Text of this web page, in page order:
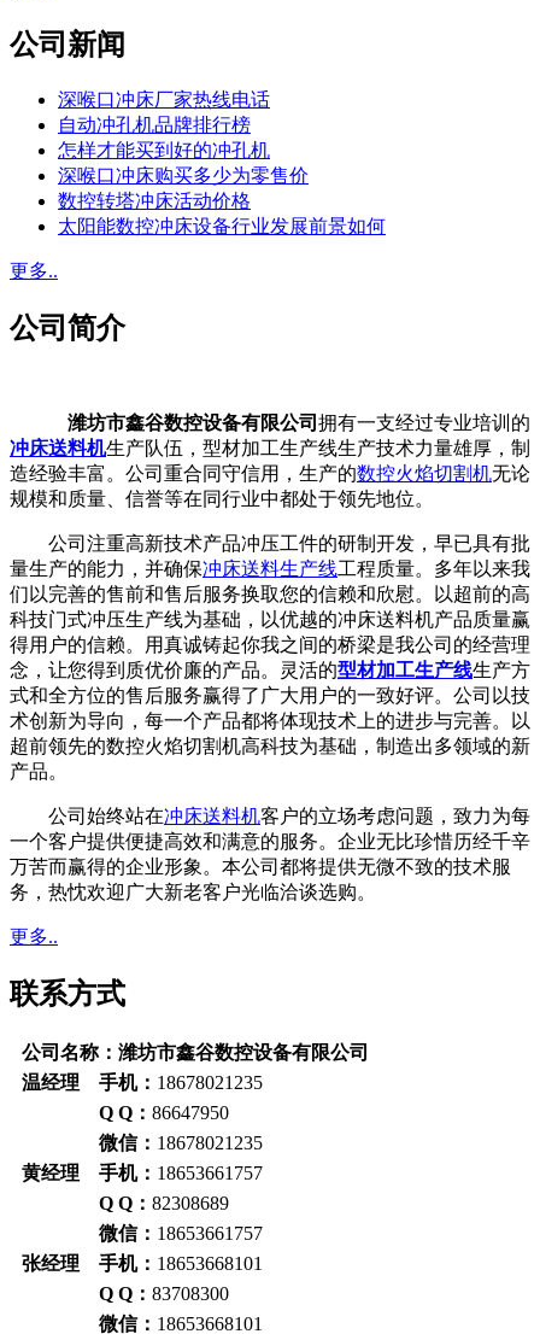
公司新闻
深喉口冲床厂家热线电话
自动冲孔机品牌排行榜
怎样才能买到好的冲孔机
深喉口冲床购买多少为零售价
数控转塔冲床活动价格
太阳能数控冲床设备行业发展前景如何
更多..
公司简介
潍坊市鑫谷数控设备有限公司 拥有一支经过专业培训的
冲床送料机生产队伍，型材加工生产线生产技术力量雄厚，制
造经验丰富。公司重合同守信用，生产的数控火焰切割机无论
规模和质量、信誉等在同行业中都处于领先地位。
公司注重高新技术产品冲压工件的研制开发，早已具有批
量生产的能力，并确保冲床送料生产线工程质量。多年以来我
们以完善的售前和售后服务换取您的信赖和欣慰。以超前的高
科技门式冲压生产线为基础，以优越的冲床送料机产品质量赢
得用户的信赖。用真诚铸起你我之间的桥梁是我公司的经营理
念，让您得到质优价廉的产品。灵活的型材加工生产线生产方
式和全方位的售后服务赢得了广大用户的一致好评。公司以技
术创新为导向，每一个产品都将体现技术上的进步与完善。以
超前领先的数控火焰切割机高科技为基础，制造出多领域的新
产品。
公司始终站在冲床送料机客户的立场考虑问题，致力为每
一个客户提供便捷高效和满意的服务。企业无比珍惜历经千辛
万苦而赢得的企业形象。本公司都将提供无微不致的技术服
务，热忱欢迎广大新老客户光临洽谈选购。
更多..
联系方式
公司名称：潍坊市鑫谷数控设备有限公司
温经理 手机： 18678021235
Q Q： 86647950
微信： 18678021235
黄经理 手机： 18653661757
Q Q： 82308689
微信： 18653661757
张经理 手机： 18653668101
Q Q： 83708300
微信： 18653668101